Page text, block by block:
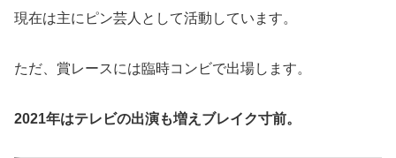
現在は主にピン芸人として活動しています。
ただ、賞レースには臨時コンビで出場します。
2021年はテレビの出演も増えブレイク寸前。